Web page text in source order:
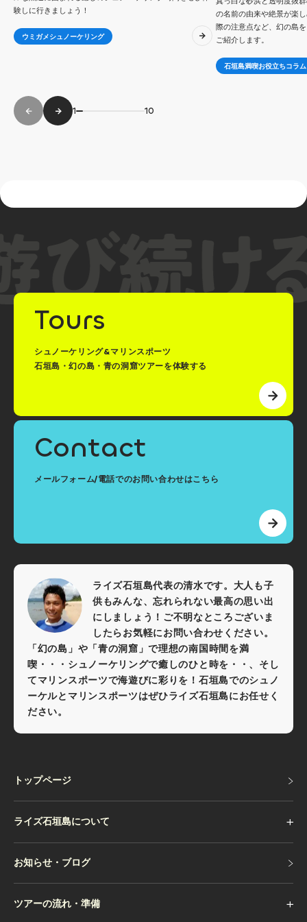
験しに行きましょう！
ウミガメシュノーケリング
の名前の由来や絶景が楽
際の注意点など、幻の島
ご紹介します。
石垣島満喫お役立ちコラム
1 10
Tours
シュノーケリング&マリンスポーツ
石垣島・幻の島・青の洞窟ツアーを体験する
Contact
メールフォーム/電話でのお問い合わせはこちら
ライズ石垣島代表の清水です。大人も子
供もみんな、忘れられない最高の思い出
にしましょう！ご不明なところございま
したらお気軽にお問い合わせください。
「幻の島」や「青の洞窟」で理想の南国時間を満
喫・・・シュノーケリングで癒しのひと時を・・、そし
てマリンスポーツで海遊びに彩りを！石垣島でのシュノ
ーケルとマリンスポーツはぜひライズ石垣島にお任せく
ださい。
トップページ
ライズ石垣島について
お知らせ・ブログ
ツアーの流れ・準備